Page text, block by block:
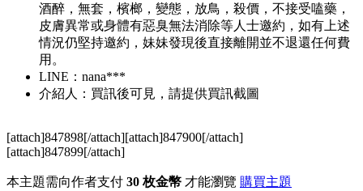
酒醉，無套，檳榔，變態，放鳥，殺價，不接受嗑藥，
皮膚異常或身體有惡臭無法消除等人士邀約，如有上述
情況仍堅持邀約，妹妹發現後直接離開並不退還任何費
用。
LINE：nana***
介紹人：買訊後可見，請提供買訊截圖
[attach]847898[/attach][attach]847900[/attach]
[attach]847899[/attach]
本主題需向作者支付 30 枚金幣 才能瀏覽 購買主題